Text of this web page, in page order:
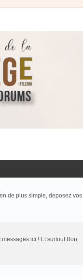
de plus simple, deposez vos
ici ! Et surtout Bon